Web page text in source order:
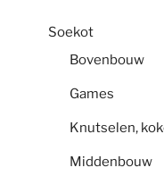
Soekot
Bovenbouw
Games
Knutselen,
Middenbouw